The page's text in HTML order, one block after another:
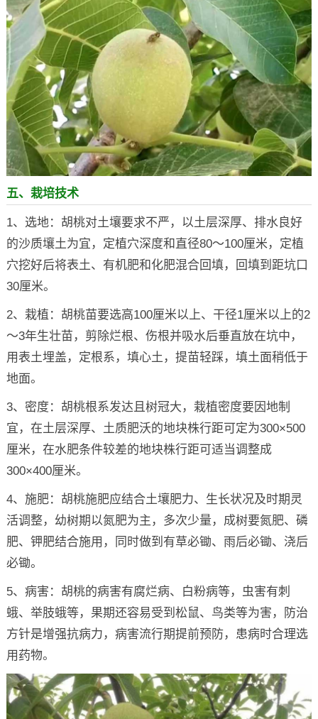
五、栽培技术
1、选地：胡桃对土壤要求不严，以土层深厚、排水良好
的沙质壤土为宜，定植穴深度和直径80～100厘米，定植
穴挖好后将表土、有机肥和化肥混合回填，回填到距坑口
30厘米。
2、栽植：胡桃苗要选高100厘米以上、干径1厘米以上的2
～3年生壮苗，剪除烂根、伤根并吸水后垂直放在坑中，
用表土埋盖，定根系，填心土，提苗轻踩，填土面稍低于
地面。
3、密度：胡桃根系发达且树冠大，栽植密度要因地制
宜，在土层深厚、土质肥沃的地块株行距可定为300×500
厘米，在水肥条件较差的地块株行距可适当调整成
300×400厘米。
4、施肥：胡桃施肥应结合土壤肥力、生长状况及时期灵
活调整，幼树期以氮肥为主，多次少量，成树要氮肥、磷
肥、钾肥结合施用，同时做到有草必锄、雨后必锄、浇后
必锄。
5、病害：胡桃的病害有腐烂病、白粉病等，虫害有刺
蛾、举肢蛾等，果期还容易受到松鼠、鸟类等为害，防治
方针是增强抗病力，病害流行期提前预防，患病时合理选
用药物。